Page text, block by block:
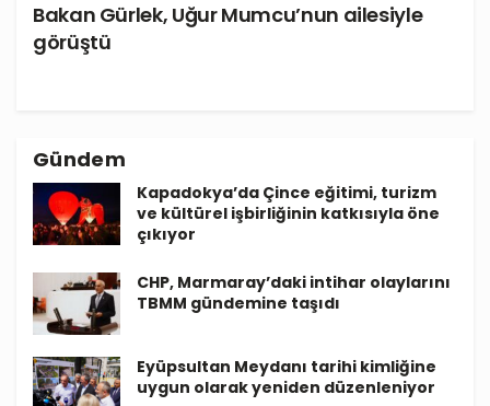
Bakan Gürlek, Uğur Mumcu’nun ailesiyle
görüştü
Gündem
Kapadokya’da Çince eğitimi, turizm
ve kültürel işbirliğinin katkısıyla öne
çıkıyor
CHP, Marmaray’daki intihar olaylarını
TBMM gündemine taşıdı
Eyüpsultan Meydanı tarihi kimliğine
uygun olarak yeniden düzenleniyor